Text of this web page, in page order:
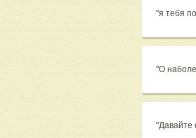
"я тебя
"О
"Давайте